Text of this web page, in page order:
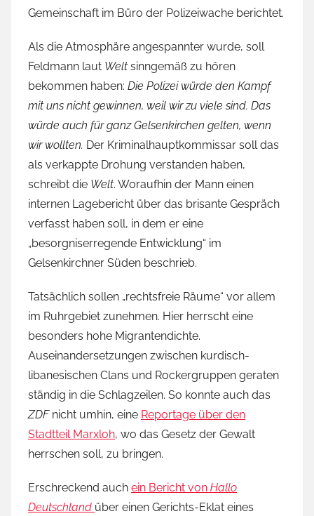
Gemeinschaft im Büro der Polizeiwache berichtet.
Als die Atmosphäre angespannter wurde, soll
Feldmann laut Welt sinngemäß zu hören
bekommen haben: Die Polizei würde den Kampf
mit uns nicht gewinnen, weil wir zu viele sind. Das
würde auch für ganz Gelsenkirchen gelten, wenn
wir wollten. Der Kriminalhauptkommissar soll das
als verkappte Drohung verstanden haben,
schreibt die Welt. Woraufhin der Mann einen
internen Lagebericht über das brisante Gespräch
verfasst haben soll, in dem er eine
„besorgniserregende Entwicklung“ im
Gelsenkirchner Süden beschrieb.
Tatsächlich sollen „rechtsfreie Räume“ vor allem
im Ruhrgebiet zunehmen. Hier herrscht eine
besonders hohe Migrantendichte.
Auseinandersetzungen zwischen kurdisch-
libanesischen Clans und Rockergruppen geraten
ständig in die Schlagzeilen. So konnte auch das
ZDFnicht umhin, eine Reportage über den
Stadtteil Marxloh, wo das Gesetz der Gewalt
herrschen soll, zu bringen.
Erschreckend auch ein Bericht von Hallo
Deutschland über einen Gerichts-Eklat eines